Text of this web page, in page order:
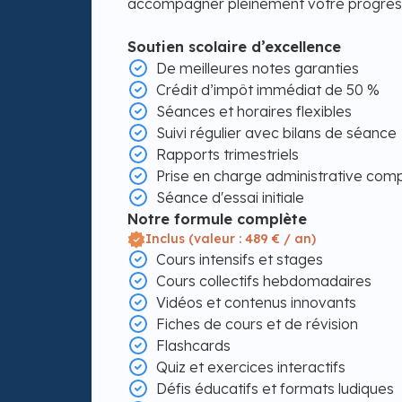
accompagner pleinement votre
Soutien scolaire d’excellence
De meilleures notes garanties
Crédit d’impôt immédiat de 50 %
Séances et horaires flexibles
Suivi régulier avec bilans de séance
Rapports trimestriels
Prise en charge administrative
Séance d'essai initiale
Notre formule complète
Inclus (valeur : 489 € / an)
Cours intensifs et stages
Cours collectifs hebdomadaires
Vidéos et contenus innovants
Fiches de cours et de révision
Flashcards
Quiz et exercices interactifs
Défis éducatifs et formats ludiques